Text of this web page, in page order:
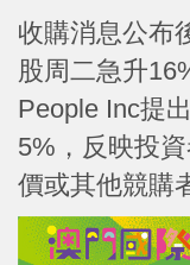
收購消息公布
股周二急升
People Inc提
5%，反映投
價或其他競購